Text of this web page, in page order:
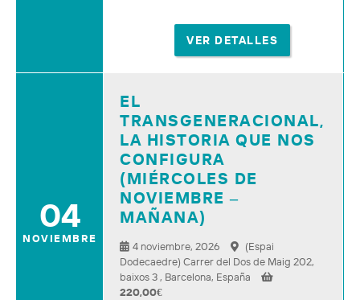
VER DETALLES
04
NOVIEMBRE
EL
TRANSGENERACIONAL,
LA HISTORIA QUE NOS
CONFIGURA
(MIÉRCOLES DE
NOVIEMBRE –
MAÑANA)
4 noviembre, 2026
(Espai
Dodecaedre) Carrer del Dos de Maig 202,
baixos 3 , Barcelona, España
220,00€